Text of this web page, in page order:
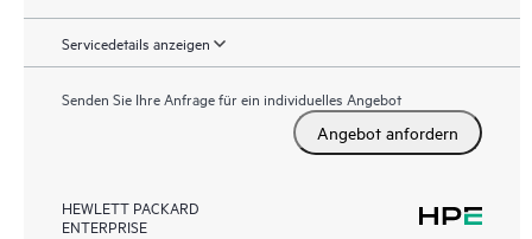
Servicedetails anzeigen
Senden Sie Ihre Anfrage für ein individuelles Angebot
Angebot anfordern
HEWLETT PACKARD
ENTERPRISE